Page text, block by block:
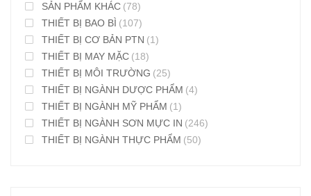
SẢN PHẨM KHÁC (78)
THIẾT BỊ BAO BÌ (107)
THIẾT BỊ CƠ BẢN PTN (1)
THIẾT BỊ MAY MẶC (18)
THIẾT BỊ MÔI TRƯỜNG (25)
THIẾT BỊ NGÀNH DƯỢC PHẨM (4)
THIẾT BỊ NGÀNH MỸ PHẨM (1)
THIẾT BỊ NGÀNH SƠN MỰC IN (246)
THIẾT BỊ NGÀNH THỰC PHẨM (50)